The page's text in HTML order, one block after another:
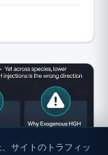
サイトのトラフィッ